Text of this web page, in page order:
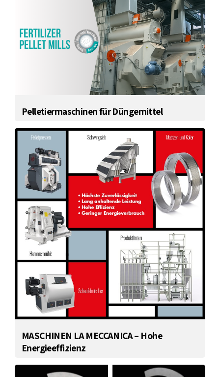
Pelletiermaschinen für Düngemittel
MASCHINEN LA MECCANICA – Hohe
Energieeffizienz